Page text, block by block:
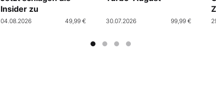
Insider zu
04.08.2026 49,99 € 30.07.2026 99,99 €